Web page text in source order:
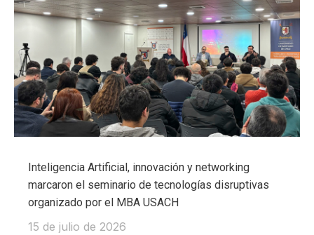
Inteligencia Artificial, innovación y networking
marcaron el seminario de tecnologías disruptivas
organizado por el MBA USACH
15 de julio de 2026